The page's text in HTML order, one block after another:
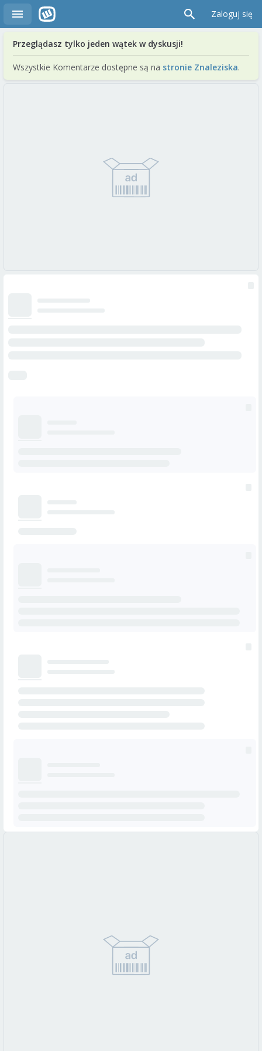
Zaloguj się
Przeglądasz tylko jeden wątek w dyskusji!
Wszystkie Komentarze dostępne są na stronie Znaleziska.